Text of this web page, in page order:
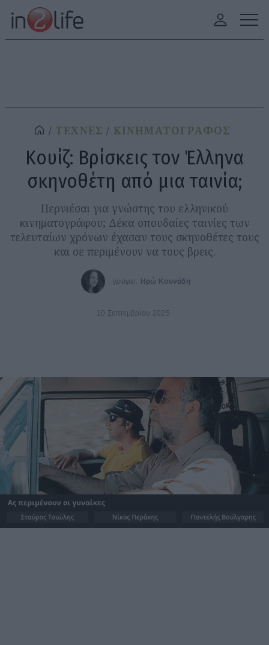
ΤΕΧΝΕΣ ΚΙΝΗΜΑΤΟΓΡΑΦΟΣ
Κουίζ: Βρίσκεις τον Έλληνα
σκηνοθέτη από μια ταινία;
Περνιέσαι για γνώστης του ελληνικού
κινηματογράφου; Δέκα σπουδαίες ταινίες των
τελευταίων χρόνων έχασαν τους σκηνοθέτες τους
και σε περιμένουν να τους βρεις.
γράφει: Ηρώ Κουνάδη
10 Σεπτεμβρίου 2025